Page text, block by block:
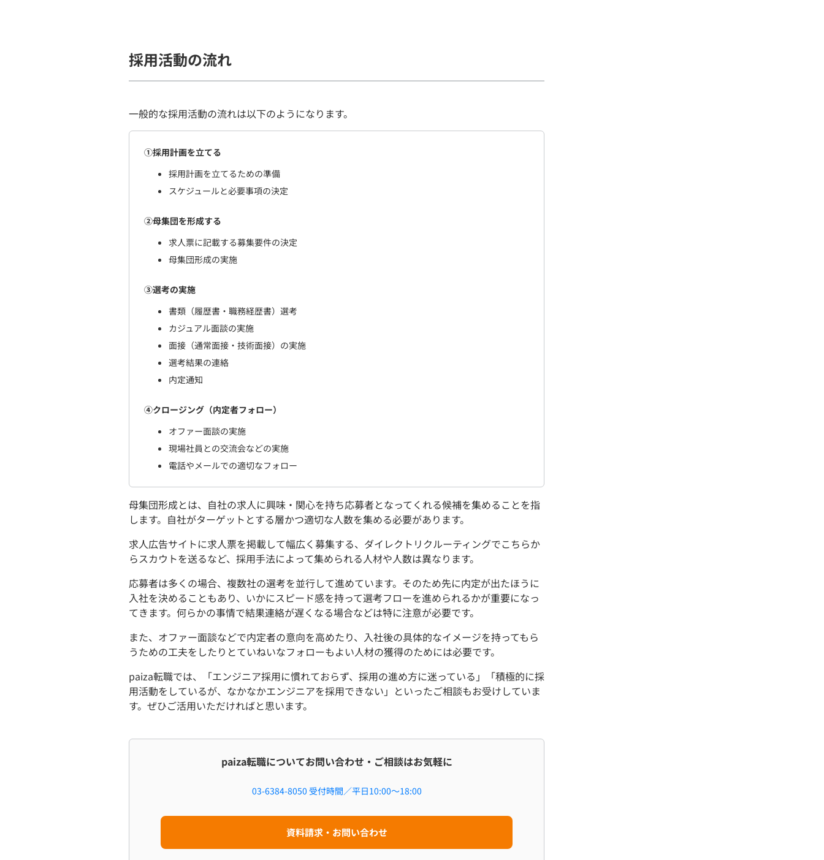
採用活動の流れ
一般的な採用活動の流れは以下のようになります。
①採用計画を立てる
採用計画を立てるための準備
スケジュールと必要事項の決定
②母集団を形成する
求人票に記載する募集要件の決定
母集団形成の実施
③選考の実施
書類（履歴書・職務経歴書）選考
カジュアル面談の実施
面接（通常面接・技術面接）の実施
選考結果の連絡
内定通知
④クロージング（内定者フォロー）
オファー面談の実施
現場社員との交流会などの実施
電話やメールでの適切なフォロー
母集団形成とは、自社の求人に興味・関心を持ち応募者となってくれる候補を集めることを指
します。自社がターゲットとする層かつ適切な人数を集める必要があります。
求人広告サイトに求人票を掲載して幅広く募集する、ダイレクトリクルーティングでこちらか
らスカウトを送るなど、採用手法によって集められる人材や人数は異なります。
応募者は多くの場合、複数社の選考を並行して進めています。そのため先に内定が出たほうに
入社を決めることもあり、いかにスピード感を持って選考フローを進められるかが重要になっ
てきます。何らかの事情で結果連絡が遅くなる場合などは特に注意が必要です。
また、オファー面談などで内定者の意向を高めたり、入社後の具体的なイメージを持ってもら
うための工夫をしたりとていねいなフォローもよい人材の獲得のためには必要です。
paiza転職では、「エンジニア採用に慣れておらず、採用の進め方に迷っている」「積極的に採
用活動をしているが、なかなかエンジニアを採用できない」といったご相談もお受けしていま
す。ぜひご活用いただければと思います。
paiza転職についてお問い合わせ・ご相談はお気軽に
03-6384-8050 受付時間／平日10:00～18:00
資料請求・お問い合わせ